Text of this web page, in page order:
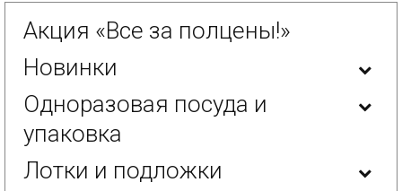
Акция «Все за полцены!»
Новинки
Одноразовая посуда и
упаковка
Лотки и подложки